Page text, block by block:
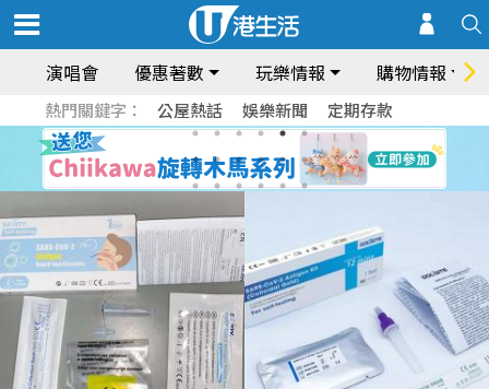
演唱會 優惠著數 玩樂情報 購物情報
熱門關鍵字： 公屋熱話 娛樂新聞 定期存款